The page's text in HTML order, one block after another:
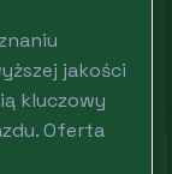
jakości
kluczowy
Oferta